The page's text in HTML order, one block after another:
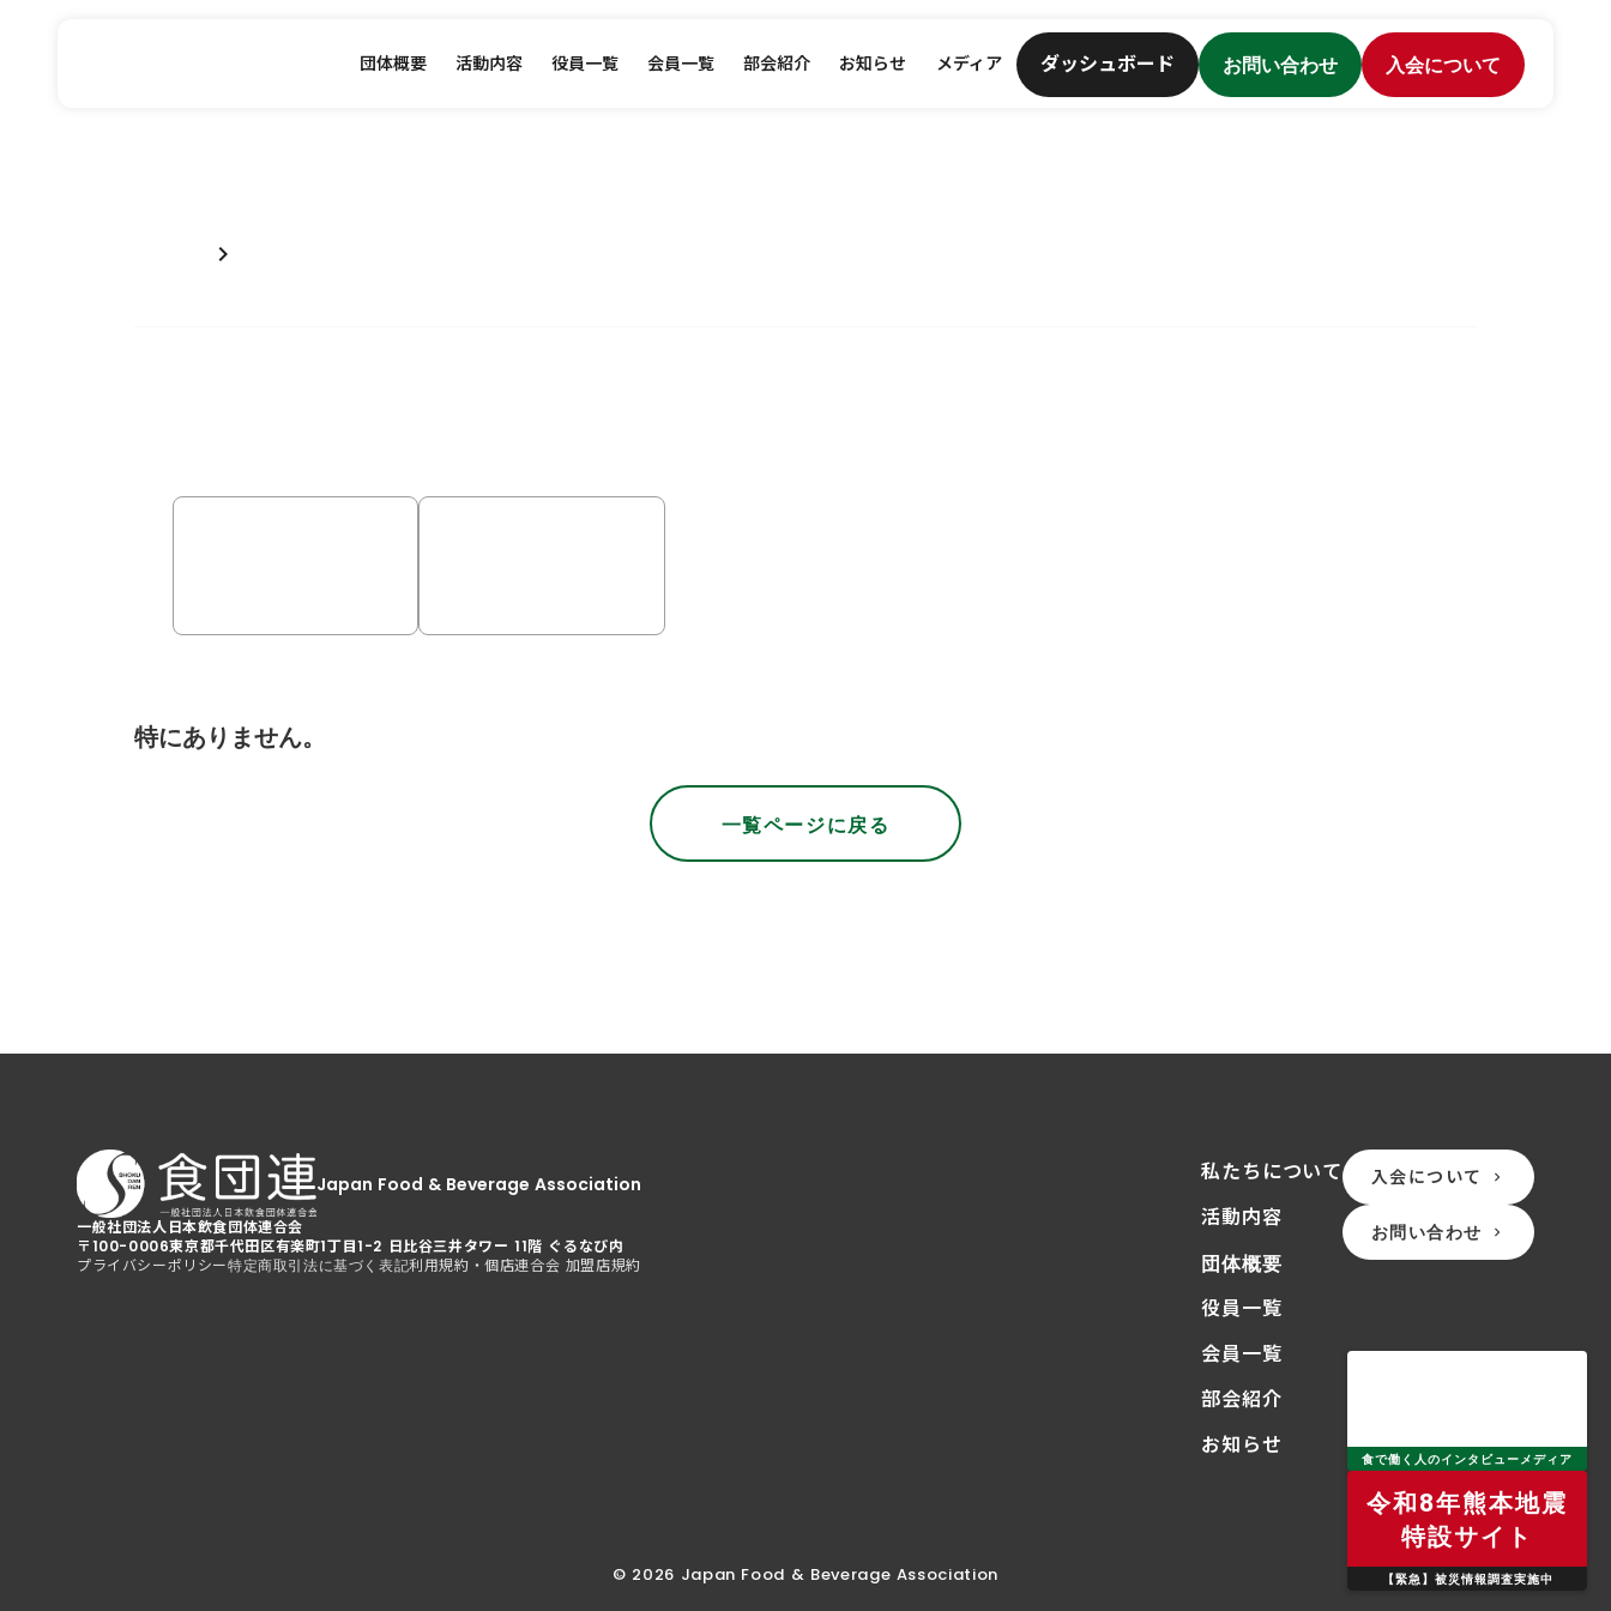
団体概要 活動内容 役員一覧 会員一覧 部会紹介 お知らせ メディア ダッシュボード お問い合わせ 入会について
chevron_right
特にありません。
一覧ページに戻る
Japan Food & Beverage Association
一般社団法人日本飲食団体連合会
〒100-0006東京都千代田区有楽町1丁目1-2 日比谷三井タワー 11階 ぐるなび内
プライバシーポリシー特定商取引法に基づく表記利用規約・個店連合会 加盟店規約
私たちについて
活動内容
団体概要
役員一覧
会員一覧
部会紹介
お知らせ
入会について keyboard_arrow_right
お問い合わせ keyboard_arrow_right
©︎ 2026 Japan Food & Beverage Association
食で働く人のインタビューメディア
令和8年熊本地震
特設サイト
【緊急】被災情報調査実施中